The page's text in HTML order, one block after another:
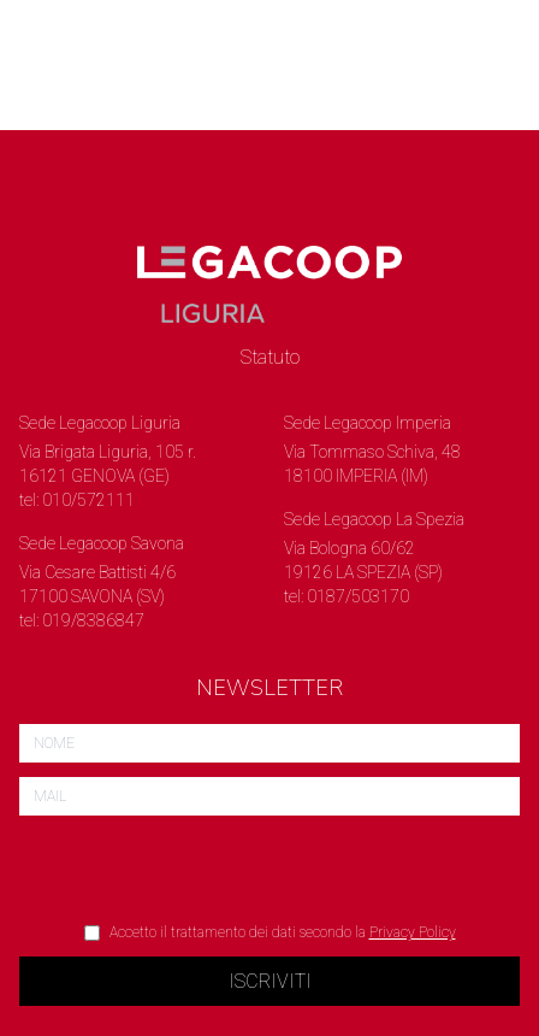
Statuto
Sede Legacoop Liguria
Via Brigata Liguria, 105 r.
16121 GENOVA (GE)
tel: 010/572111
Sede Legacoop Savona
Via Cesare Battisti 4/6
17100 SAVONA (SV)
tel: 019/8386847
Sede Legacoop Imperia
Via Tommaso Schiva, 48
18100 IMPERIA (IM)
Sede Legacoop La Spezia
Via Bologna 60/62
19126 LA SPEZIA (SP)
tel: 0187/503170
NEWSLETTER
Accetto il trattamento dei dati secondo la Privacy Policy
ISCRIVITI